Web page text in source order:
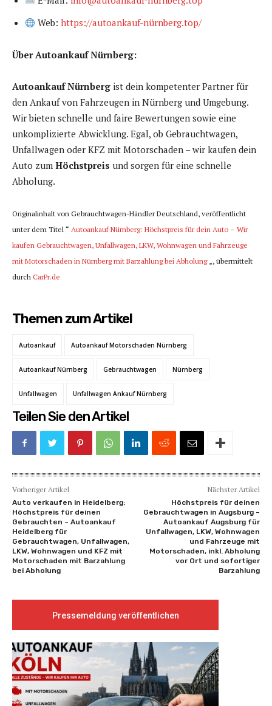
Web:https://autoankauf-nürnberg.top/
Über Autoankauf Nürnberg:
Autoankauf Nürnberg ist dein kompetenter Partner für
den Ankauf von Fahrzeugen in Nürnberg und Umgebung.
Wir bieten schnelle und faire Bewertungen sowie eine
unkomplizierte Abwicklung. Egal, ob Gebrauchtwagen,
Unfallwagen oder KFZ mit Motorschaden – wir kaufen dein
Auto zum Höchstpreis und sorgen für eine schnelle
Abholung.
Originalinhalt von Gebrauchtwagen-Händler Deutschland, veröffentlicht
unter dem Titel “ Autoankauf Nürnberg: Höchstpreis für dein Auto – Wir
kaufen Gebrauchtwagen, Unfallwagen, LKW, Wohnwagen und Fahrzeuge
mit Motorschaden in Nürnberg mit Barzahlung bei Abholung„, übermittelt
durch CarPr.de
Themen zum Artikel
Autoankauf Autoankauf Motorschaden Nürnberg
Autoankauf Nürnberg Gebrauchtwagen Nürnberg
Unfallwagen Unfallwagen Ankauf Nürnberg
Teilen Sie den Artikel
Vorheriger Artikel
Auto verkaufen in Heidelberg:
Höchstpreis für deinen
Gebrauchten – Autoankauf
Heidelberg für
Gebrauchtwagen, Unfallwagen,
LKW, Wohnwagen und KFZ mit
Motorschaden mit Barzahlung
bei Abholung
Nächster Artikel
Höchstpreis für deinen
Gebrauchtwagen in Augsburg –
Autoankauf Augsburg für
Unfallwagen, LKW, Wohnwagen
und Fahrzeuge mit
Motorschaden, inkl. Abholung
vor Ort und sofortiger
Barzahlung
Pressemeldung veröffentlichen